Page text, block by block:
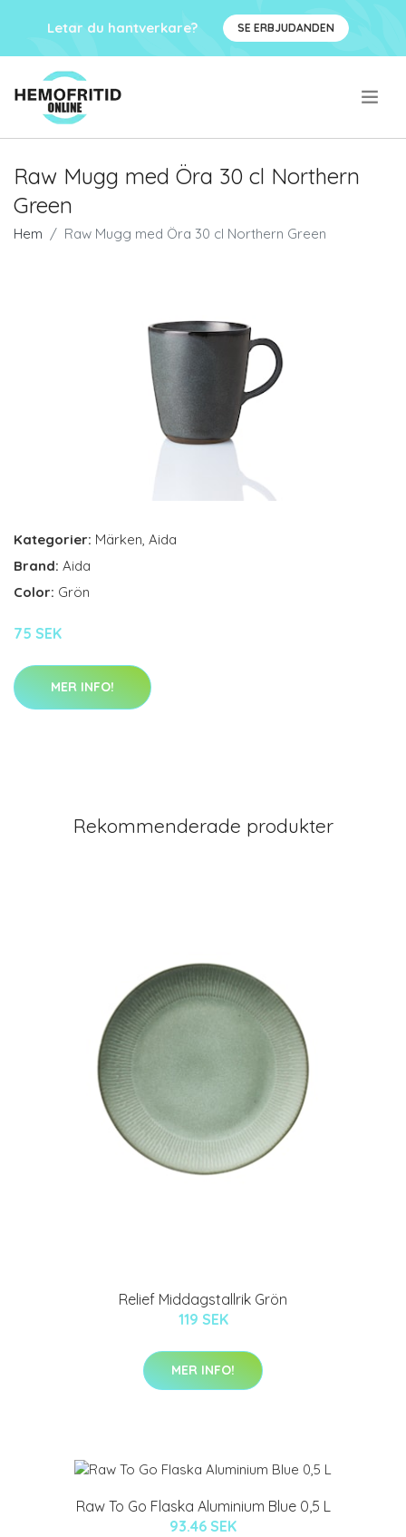
Letar du hantverkare? SE ERBJUDANDEN
Raw Mugg med Öra 30 cl Northern
Green
Hem Raw Mugg med Öra 30 cl Northern Green
Kategorier: Märken Aida
Brand: Aida
Color: Grön
75 SEK
MER INFO!
Rekommenderade produkter
Relief Middagstallrik Grön
119 SEK
MER INFO!
Raw To Go Flaska Aluminium Blue 0,5 L
93.46 SEK